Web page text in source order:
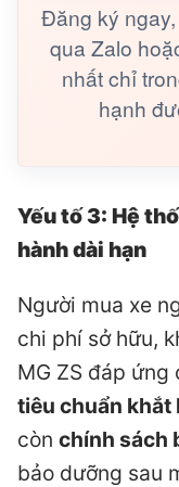
Đăng ký
qua Zalo
nhất chỉ
hạnh
Yếu tố 3: Hệ
hành dài hạn
Người mua xe
chi phí sở hữu,
MG ZS đáp ứng
tiêu chuẩn khắt
còn chính sách
bảo dưỡng sau